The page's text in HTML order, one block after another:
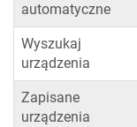
automatyczne
Wyszukaj
urządzenia
Zapisane
urządzenia